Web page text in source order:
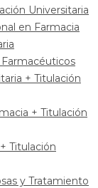
Universitaria
en Farmacia
+ Titulación
+ Titulación
Titulación
y Tratamiento